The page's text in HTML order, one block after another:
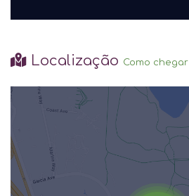
Localização Como chegar